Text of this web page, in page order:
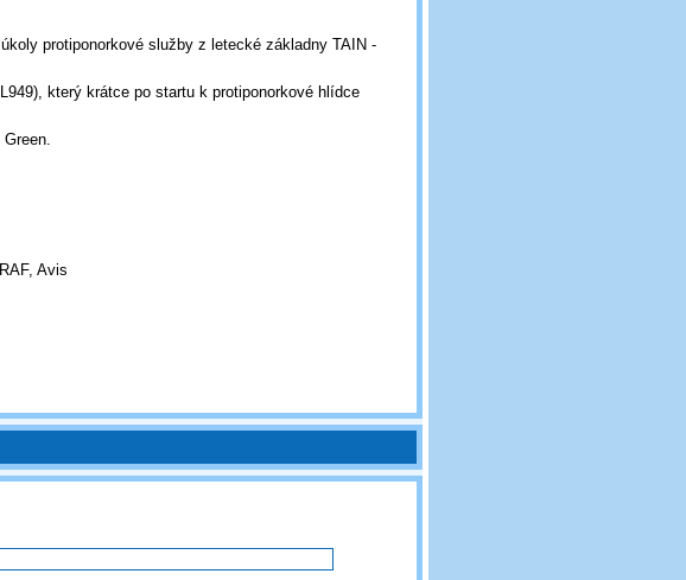
protiponorkové služby z letecké základny TAIN -
který krátce po startu k protiponorkové hlídce
Avis